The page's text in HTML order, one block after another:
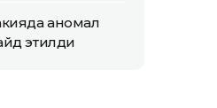
аномал
этилди